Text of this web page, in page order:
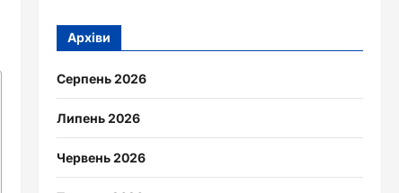
Архіви
Серпень 2026
Липень 2026
Червень 2026